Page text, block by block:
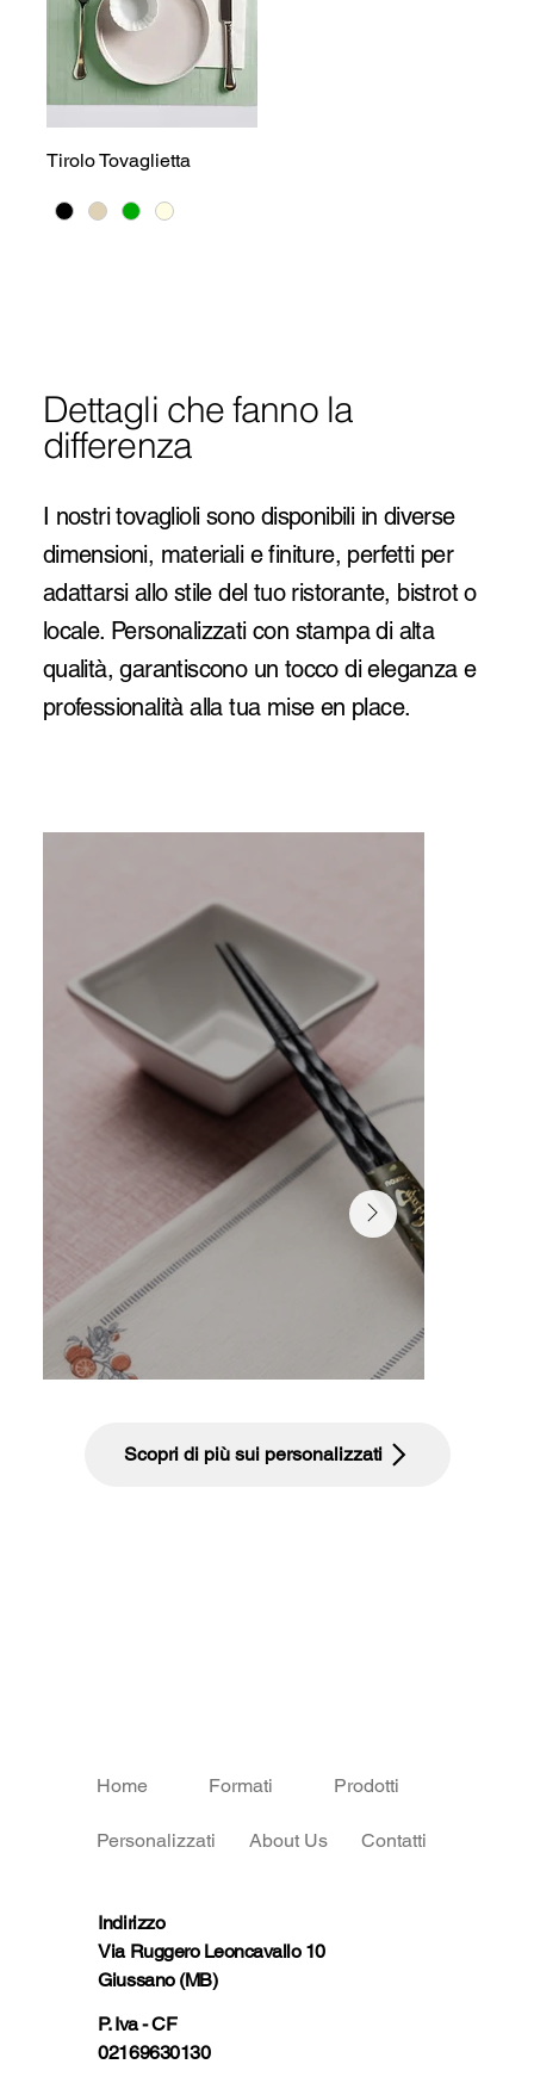
Tirolo Tovaglietta
Dettagli che fanno la
differenza
I nostri tovaglioli sono disponibili in diverse
dimensioni, materiali e finiture, perfetti per
adattarsi allo stile del tuo ristorante, bistrot o
locale. Personalizzati con stampa di alta
qualità, garantiscono un tocco di eleganza e
professionalità alla tua mise en place.
Scopri di più sui personalizzati
Home Formati Prodotti
Personalizzati About Us Contatti
Indirizzo
Via Ruggero Leoncavallo 10
Giussano (MB)
P. Iva - CF
02169630130